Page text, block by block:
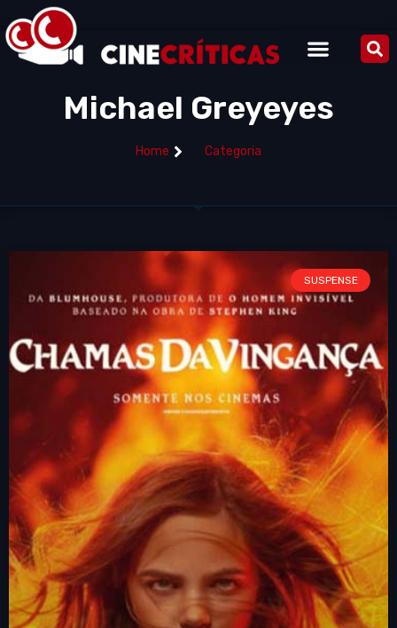
Michael Greyeyes
Home Categoria
SUSPENSE